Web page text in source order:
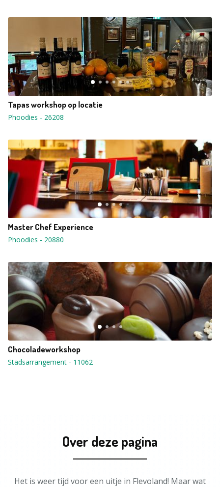
Tapas workshop op locatie
Phoodies - 26208
Master Chef Experience
Phoodies - 20880
Chocoladeworkshop
Stadsarrangement - 11062
Over deze pagina
Het is weer tijd voor een uitje in Flevoland! Maar wat